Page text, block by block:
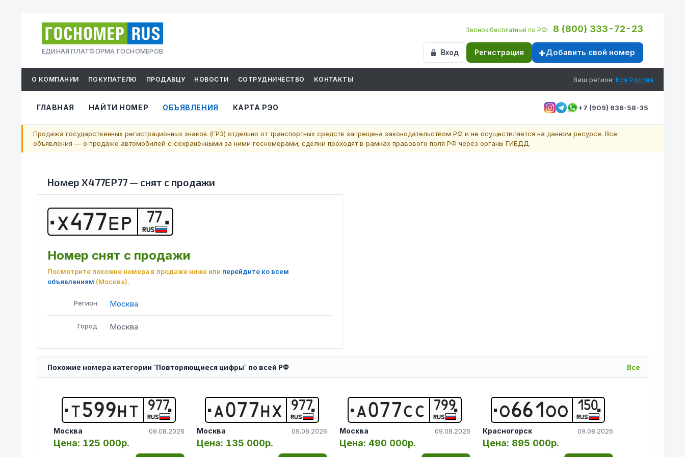
ЕДИНАЯ ПЛАТФОРМА ГОСНОМЕРОВ
Звонок бесплатный по РФ: 8 (800) 333-72-23
Вход Регистрация Добавить свой номер
О КОМПАНИИ ПОКУПАТЕЛЮ ПРОДАВЦУ НОВОСТИ СОТРУДНИЧЕСТВО КОНТАКТЫ Ваш регион: Вся Россия
ГЛАВНАЯ НАЙТИ НОМЕР ОБЪЯВЛЕНИЯ КАРТА РЭО +7 (909) 636-58-35
Продажа государственных регистрационных знаков (ГРЗ) отдельно от транспортных средств запрещена законодательством РФ и не осуществляется на данном ресурсе. Все
объявления — о продаже автомобилей с сохранёнными за ними госномерами; сделки проходят в рамках правового поля РФ через органы ГИБДД.
Номер Х477ЕР77— снят с продажи
Х477ЕР 77
RUS
Номер снят с продажи
Посмотрите похожие номера в продаже ниже или перейдите ко всем
объявлениям (Москва).
Регион Москва
Город Москва
Все
Похожие номера категории "Повторяющиеся цифры" по всей РФ
Т599НТ 977
RUS
Москва 09.08.2026
Цена: 125 000р.
А077НХ 977
RUS
Москва 09.08.2026
Цена: 135 000р.
А077СС 799
RUS
Москва 09.08.2026
Цена: 490 000р.
О661 ОО 150
RUS
Красногорск 09.08.2026
Цена: 895 000р.